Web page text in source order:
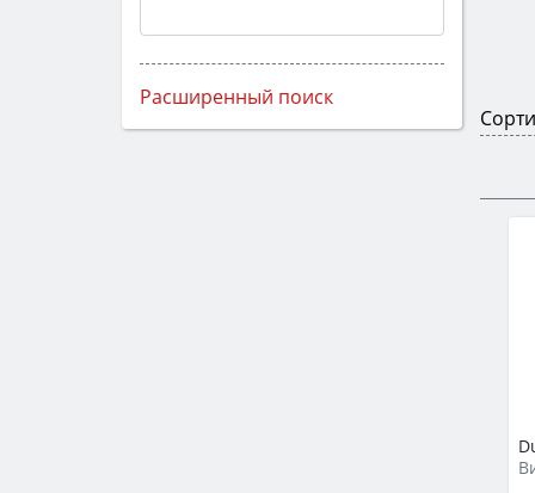
Расширенный поиск